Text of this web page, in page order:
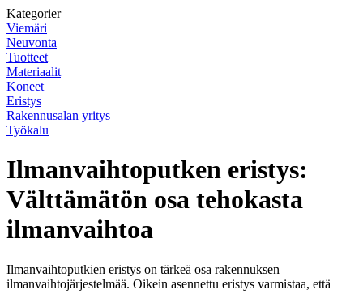
Kategorier
Viemäri
Neuvonta
Tuotteet
Materiaalit
Koneet
Eristys
Rakennusalan yritys
Työkalu
Ilmanvaihtoputken eristys:
Välttämätön osa tehokasta
ilmanvaihtoa
Ilmanvaihtoputkien eristys on tärkeä osa rakennuksen
ilmanvaihtojärjestelmää. Oikein asennettu eristys varmistaa, että